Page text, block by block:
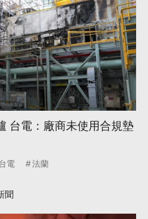
台電：廠商未使用合規墊
電 法蘭
聞